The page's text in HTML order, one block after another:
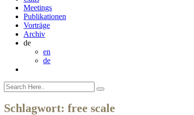
Meetings
Publikationen
Vorträge
Archiv
de
en
de
Schlagwort: free scale